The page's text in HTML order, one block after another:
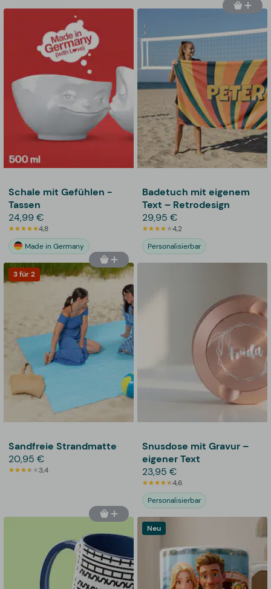
Schale mit Gefühlen -
Tassen
24,99 €
4,8
Made in Germany
Badetuch mit eigenem
Text – Retrodesign
29,95 €
4,2
Personalisierbar
3 für 2
Sandfreie Strandmatte
20,95 €
3,4
Snusdose mit Gravur –
eigener Text
23,95 €
4,6
Personalisierbar
Neu